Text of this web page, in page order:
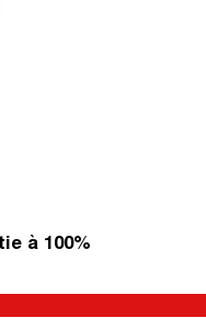
à 100%